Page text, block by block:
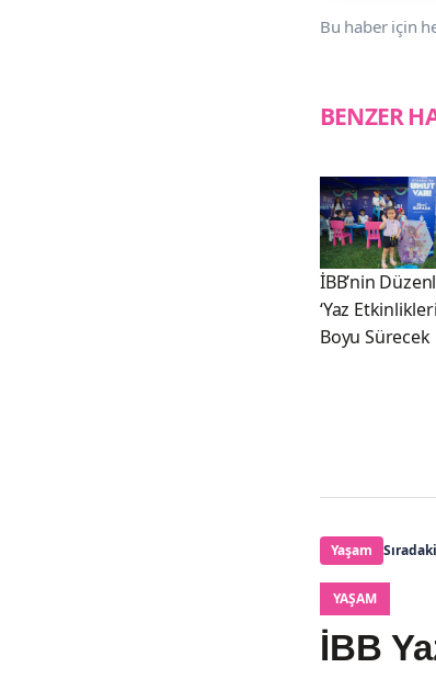
Bu haber için
BENZER
İBB’nin
‘Yaz
Boyu Sürecek
Yaşam
YAŞAM
İBB